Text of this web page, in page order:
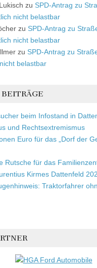
zu SPD-Antrag zu
nicht belastbar
zu SPD-Antrag zu
nicht belastbar
zu SPD-Antrag zu
belastbar
beim Infostand in
und Rechtsextremismus
Euro für das „Dorf der
Rutsche für das
Kirmes Dattenfeld
Traktorfahrer